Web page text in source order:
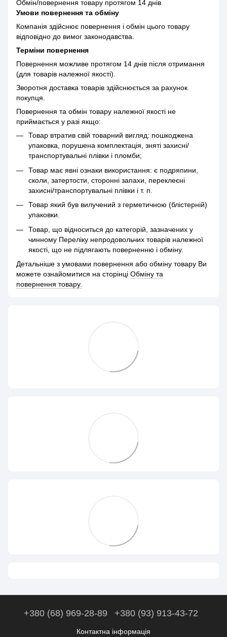
Обмін/повернення товару протягом 14 днів
Умови повернення та обміну
Компанія здійснює повернення і обмін цього товару
відповідно до вимог законодавства.
Терміни повернення
Повернення можливе протягом 14 днів після отримання
(для товарів належної якості).
Зворотня доставка товарів здійснюється за рахунок
покупця.
Повернення та обмін товару належної якості не
приймається у разі якщо:
Товар втратив свій товарний вигляд: пошкоджена
упаковка, порушена комплектація, зняті захисні/
транспортувальні плівки і пломби;
Товар має явні ознаки використання: є подряпини,
сколи, затертости, сторонні запахи, переклеєні
захисні/транспортувальні плівки і т. п.
Товар який був вилучений з герметичною (блістерній)
упаковки.
Товар, що відноситься до категорій, зазначених у
чинному Переліку непродовольчих товарів належної
якості, що не підлягають поверненню і обміну.
Детальніше з умовами повернення або обміну товару Ви
можете ознайомитися на сторінці Обміну та
повернення товару.
+380 (68) 969-28-89 +380 (93) 913-43-72
Контактна інформація